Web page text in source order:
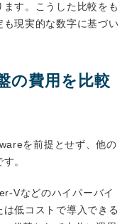
す。こうした比較をも
現実的な数字に基づい
の費用を比較
を前提とせず、他の
。
Vなどのハイパーバイ
低コストで導入できる